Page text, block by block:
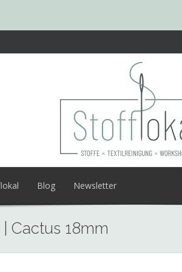
Blog Newsletter
Cactus 18mm